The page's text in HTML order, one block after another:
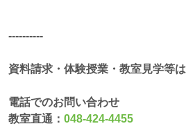
‐‐‐‐‐‐‐‐‐‐
資料請求・体験授業・教室見学等は
電話でのお問い合わせ
教室直通： 048-424-4455